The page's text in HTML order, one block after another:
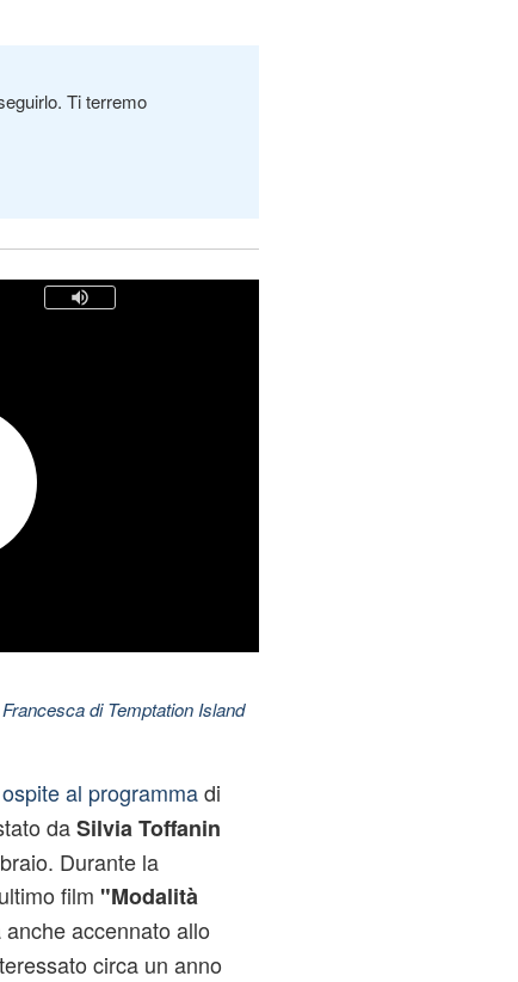
Ti terremo
di Temptation Island
ospite al programmadi
daSilvia Toffanin
Durante la
film "Modalità
accennato allo
circa un anno